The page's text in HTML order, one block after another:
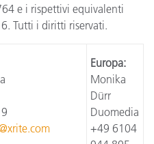
e i rispettivi equivalenti
Tutti i diritti riservati.
Europa:
Monika
Dürr
Duomedia
+49 6104